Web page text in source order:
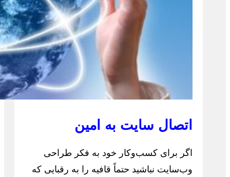
اتصال سایت به امین
اگر برای کسب‌وکار خود به فکر طراحی
وب‌سایت نباشید حتماً قافیه را به رقبایی که